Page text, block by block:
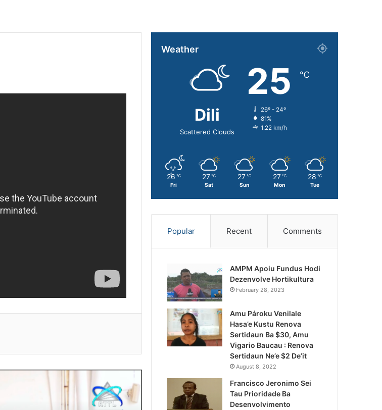
Weather
Dili
Scattered Clouds
25 ℃
26º - 24º
81%
1.22 km/h
26 ℃
Fri
27 ℃
Sat
27 ℃
Sun
27 ℃
Mon
28 ℃
Tue
Popular Recent Comments
AMPM Apoiu Fundus Hodi
Dezenvolve Hortikultura
February 28, 2023
Amu Pároku Venilale
Hasa’e Kustu Renova
Sertidaun Ba $30, Amu
Vigario Baucau : Renova
Sertidaun Ne’e $2 De’it
August 8, 2022
Francisco Jeronimo Sei
Tau Prioridade Ba
Desenvolvimento